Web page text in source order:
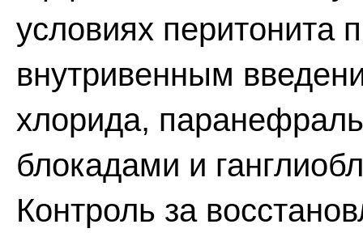
условиях перитонита
внутривенным
хлорида,
блокадами и
Контроль за